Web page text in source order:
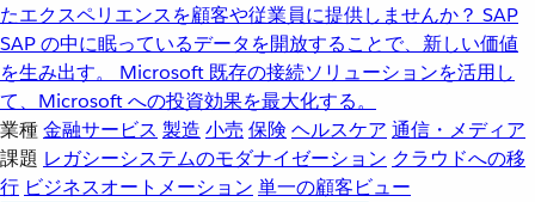
たエクスペリエンスを顧客や従業員に提供しませんか？ SAP
SAP の中に眠っているデータを開放することで、新しい価値
を生み出す。
Microsoft 既存の接続ソリューションを活用し
て、Microsoft への投資効果を最大化する。
業種金融サービス 製造 小売 保険 ヘルスケア 通信・メディア
課題 レガシーシステムのモダナイゼーション クラウドへの移
行 ビジネスオートメーション 単一の顧客ビュー